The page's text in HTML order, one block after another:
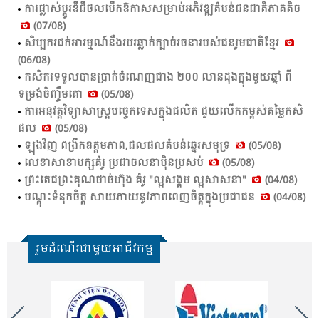
ការ​ផ្លាស់​ប្ដូរ​ឌីជី​ថល​បើក​ឱ​កាស​សម្រាប់​អភិវឌ្ឍ​​តំ​បន់​ជន​ជាតិ​ភាគ​តិច​
(07/08)
សិប្បករជក់អារម្មណ៍នឹងរបរឆ្លាក់ក្បាច់រចនារបស់ជនរួមជាតិខ្មែរ
(06/08)
កសិ​ករ​ទទួល​បាន​ប្រាក់​ចំ​ណេញ​ជាង​ ២០០ លាន​ដុង​ក្នុង​មួយ​ឆ្នាំ​ ពី​
ទម្រង់​ចិញ្ចឹម​គោ​
(05/08)
ការ​អនុ​វត្ត​វិទ្យា​សាស្ត្រ​បច្ចេក​ទេស​ក្នុង​ផលិត​ ជួយ​លើក​កម្ពស់​តម្លៃ​កសិ​
ផល​
(05/08)
ឡុង​វិញ ពង្រីក​ឧត្ដម​ភាព,​ជល​ផល​តំ​បន់​ឆ្នេរ​សមុទ្រ​
(05/08)
លេខា​សាខា​បក្ស​គំ​រូ​ ប្រ​ជា​ចលនា​ប៉ិន​ប្រ​សប់​
(05/08)
ព្រះ​តេជ​ព្រះ​គុណ​ថា​ច់ហ៊ុង គំ​រូ​ "ល្អ​សង្គម​ ល្អ​សាសនា​"
(04/08)
បណ្តុះ​ទំនុក​ចិត្ត​ សាយ​ភាយ​នូវ​ភាព​ពេញ​ចិត្ត​ក្នុង​ប្រ​ជា​ជន​
(04/08)
រួមដំណើរជាមួយអាជីវកម្ម